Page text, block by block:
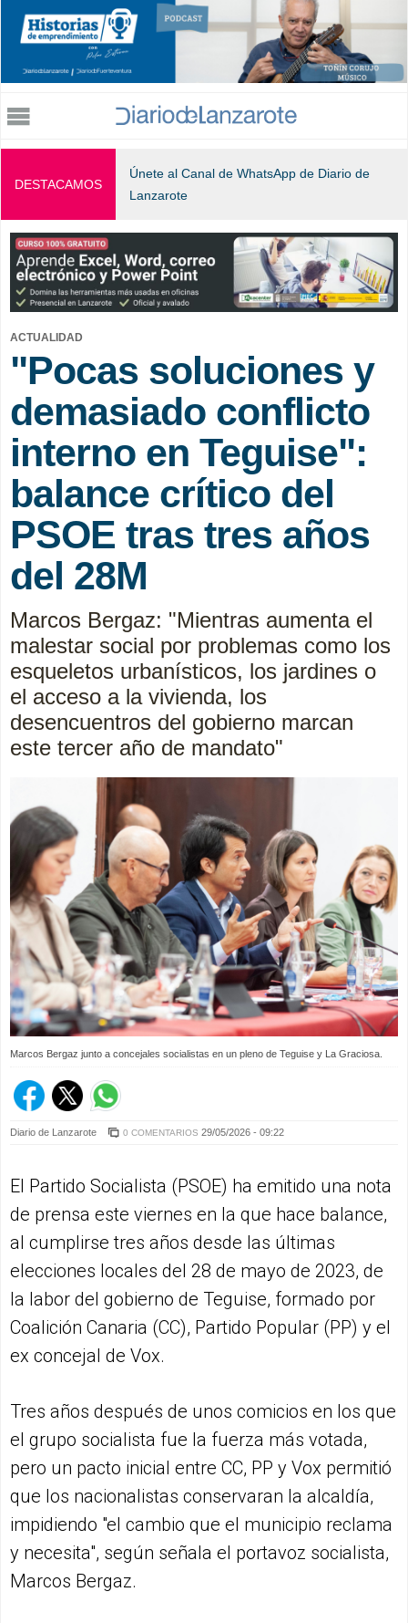
Jump to navigation
DESTACAMOS
Únete al Canal de WhatsApp de Diario de
Lanzarote
ACTUALIDAD
"Pocas soluciones y
demasiado conflicto
interno en Teguise":
balance crítico del
PSOE tras tres años
del 28M
Marcos Bergaz: "Mientras aumenta el
malestar social por problemas como los
esqueletos urbanísticos, los jardines o
el acceso a la vivienda, los
desencuentros del gobierno marcan
este tercer año de mandato"
Marcos Bergaz junto a concejales socialistas en un pleno de Teguise y La Graciosa.
Diario de Lanzarote 0 COMENTARIOS 29/05/2026 - 09:22
El Partido Socialista (PSOE) ha emitido una nota
de prensa este viernes en la que hace balance,
al cumplirse tres años desde las últimas
elecciones locales del 28 de mayo de 2023, de
la labor del gobierno de Teguise, formado por
Coalición Canaria (CC), Partido Popular (PP) y el
ex concejal de Vox.
Tres años después de unos comicios en los que
el grupo socialista fue la fuerza más votada,
pero un pacto inicial entre CC, PP y Vox permitió
que los nacionalistas conservaran la alcaldía,
impidiendo "el cambio que el municipio reclama
y necesita", según señala el portavoz socialista,
Marcos Bergaz.